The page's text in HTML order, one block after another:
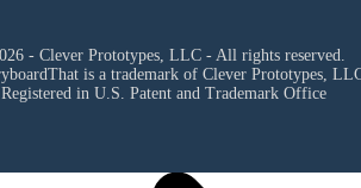
- Clever Prototypes, LLC - All rights reserved.
is a trademark of Clever Prototypes,
in U.S. Patent and Trademark Office